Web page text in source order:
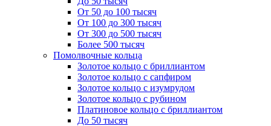
От 50 до 100 тысяч
От 100 до 300 тысяч
От 300 до 500 тысяч
Более 500 тысяч
Помолвочные кольца
Золотое кольцо с бриллиантом
Золотое кольцо с сапфиром
Золотое кольцо с изумрудом
Золотое кольцо с рубином
Платиновое кольцо с бриллиантом
До 50 тысяч